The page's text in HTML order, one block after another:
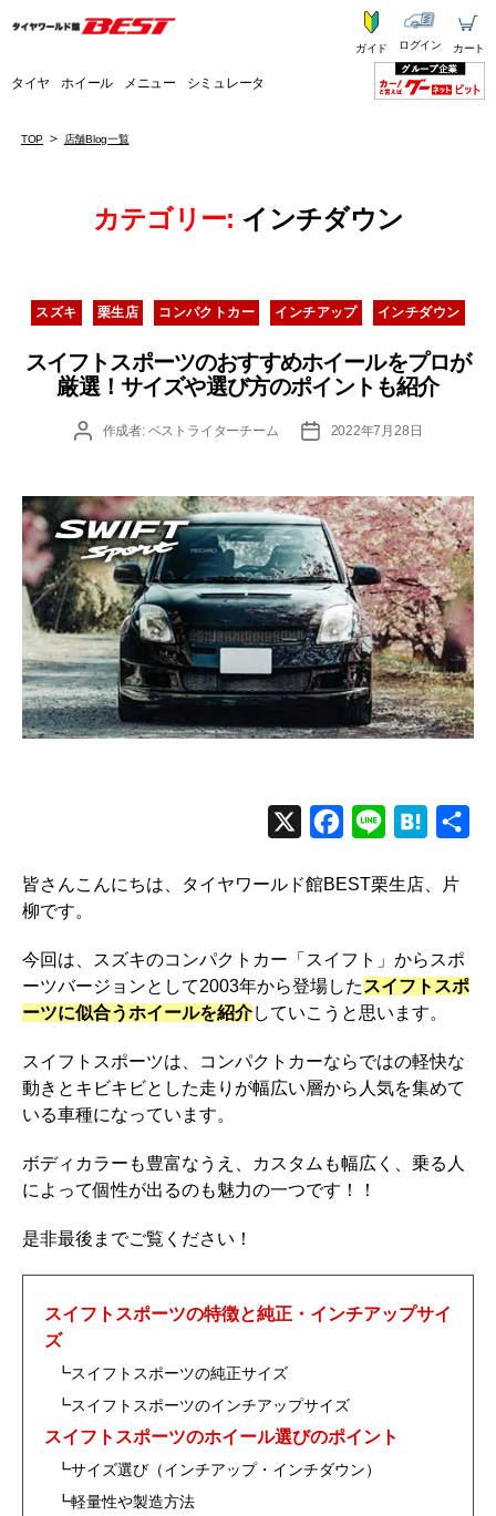
タイヤ ホイール メニュー シミュレータ
ガイド ログイン カート
TOP 店舗Blog一覧
カテゴリー: インチダウン
カ
テ
ゴ
リ
ー
スズキ 栗生店 コンパクトカー インチアップ インチダウン
スイフトスポーツのおすすめホイールをプロが
厳選！サイズや選び方のポイントも紹介
投
作成者: ベストライターチーム
投
2022年7月28日
c
b
o
o
k
n
t
n
a
皆さんこんにちは、タイヤワールド館BEST栗生店、片
柳です。
今回は、スズキのコンパクトカー「スイフト」からスポ
ーツバージョンとして2003年から登場した スイフトスポ
ーツに似合うホイールを紹介していこうと思います。
スイフトスポーツは、コンパクトカーならではの軽快な
動きとキビキビとした走りが幅広い層から人気を集めて
いる車種になっています。
ボディカラーも豊富なうえ、カスタムも幅広く、乗る人
によって個性が出るのも魅力の一つです！！
是非最後までご覧ください！
スイフトスポーツの特徴と純正・インチアップサイ
ズ
┗スイフトスポーツの純正サイズ
┗スイフトスポーツのインチアップサイズ
スイフトスポーツのホイール選びのポイント
┗サイズ選び（インチアップ・インチダウン）
┗軽量性や製造方法